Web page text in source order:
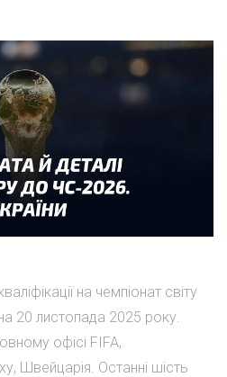
на чемпіонат світу
20 листопада 2025 року.
офісі FIFA,
Швейцарія. Останні шість